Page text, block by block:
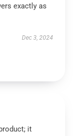
exactly as
Dec 3, 2024
it